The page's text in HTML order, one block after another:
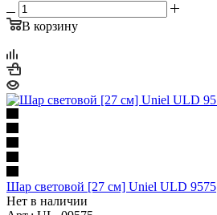
В корзину
Шар световой [27 см] Uniel ULD 9575
Нет в наличии